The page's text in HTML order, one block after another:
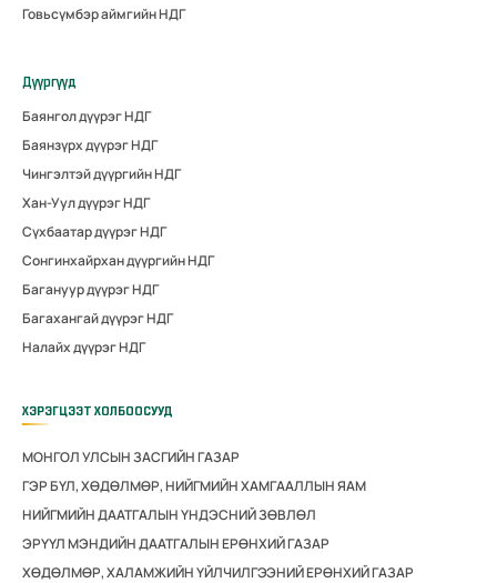
Говьсүмбэр аймгийн НДГ
Дүүргүүд
Баянгол дүүрэг НДГ
Баянзүрх дүүрэг НДГ
Чингэлтэй дүүргийн НДГ
Хан-Уул дүүрэг НДГ
Сүхбаатар дүүрэг НДГ
Сонгинхайрхан дүүргийн НДГ
Багануур дүүрэг НДГ
Багахангай дүүрэг НДГ
Налайх дүүрэг НДГ
ХЭРЭГЦЭЭТ ХОЛБООСУУД
МОНГОЛ УЛСЫН ЗАСГИЙН ГАЗАР
ГЭР БҮЛ, ХӨДӨЛМӨР, НИЙГМИЙН ХАМГААЛЛЫН ЯАМ
НИЙГМИЙН ДААТГАЛЫН ҮНДЭСНИЙ ЗӨВЛӨЛ
ЭРҮҮЛ МЭНДИЙН ДААТГАЛЫН ЕРӨНХИЙ ГАЗАР
ХӨДӨЛМӨР, ХАЛАМЖИЙН ҮЙЛЧИЛГЭЭНИЙ ЕРӨНХИЙ ГАЗАР